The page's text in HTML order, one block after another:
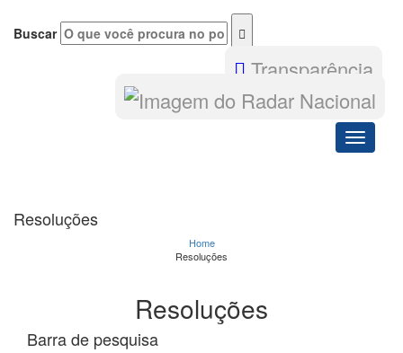
Buscar
Transparência
Toggle
Resoluções
Home
Resoluções
Resoluções
Barra de pesquisa